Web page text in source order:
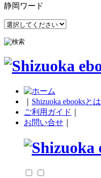
静岡ワード
Shizuoka ebooksとは
ご利用ガイド
お問い合せ